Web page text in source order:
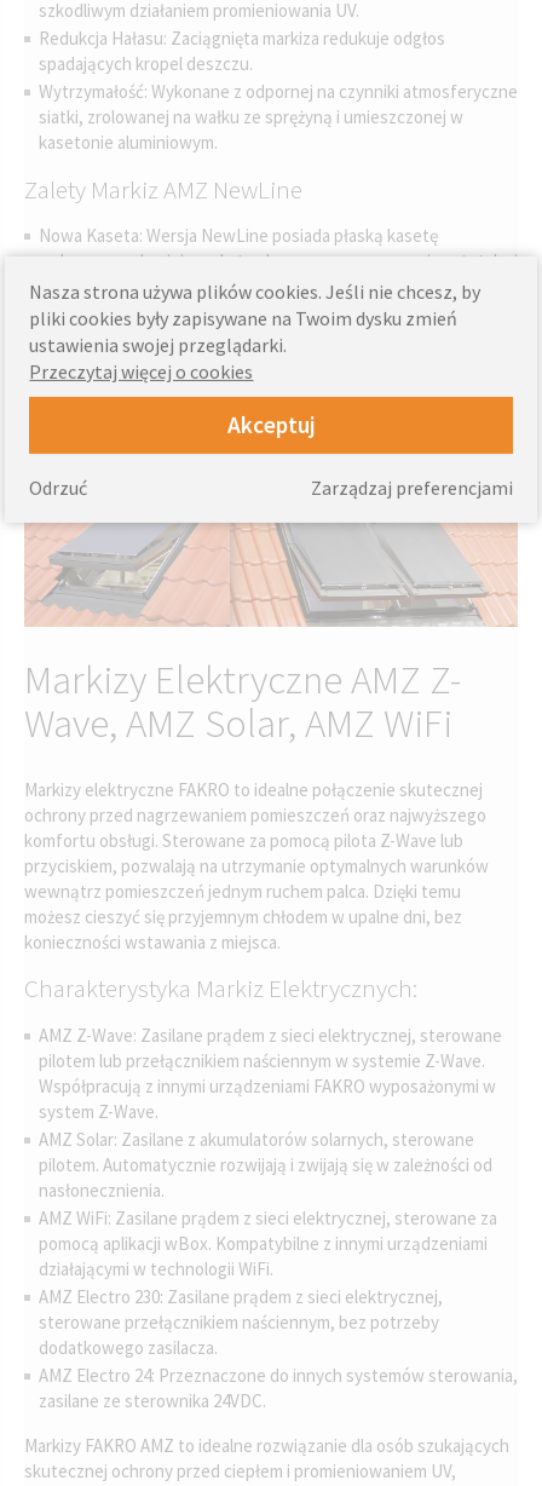
szkodliwym działaniem promieniowania UV.
Redukcja Hałasu: Zaciągnięta markiza redukuje odgłos
spadających kropel deszczu.
Wytrzymałość: Wykonane z odpornej na czynniki atmosferyczne
siatki, zrolowanej na wałku ze sprężyną i umieszczonej w
kasetonie aluminiowym.
Zalety Markiz AMZ NewLine
Nowa Kaseta: Wersja NewLine posiada płaską kasetę
wykonaną z aluminium ekstrudowanego, co poprawia estetykę i
sztywność markizy.
Estetyczny Montaż: Nowy system montażu z tulejkami do
kaptura sprawia, że wkręty są niewidoczne od zewnętrznej
strony.
Wytrzymałe Tkaniny: Markizy wykonane są z tkanin odpornych
na czynniki atmosferyczne, zapewniając długotrwałą ochronę i
Markizy Elektryczne AMZ Z-
Wave, AMZ Solar, AMZ WiFi
Markizy elektryczne FAKRO to idealne połączenie skutecznej
ochrony przed nagrzewaniem pomieszczeń oraz najwyższego
komfortu obsługi. Sterowane za pomocą pilota Z-Wave lub
przyciskiem, pozwalają na utrzymanie optymalnych warunków
wewnątrz pomieszczeń jednym ruchem palca. Dzięki temu
możesz cieszyć się przyjemnym chłodem w upalne dni, bez
konieczności wstawania z miejsca.
Charakterystyka Markiz Elektrycznych:
AMZ Z-Wave: Zasilane prądem z sieci elektrycznej, sterowane
pilotem lub przełącznikiem naściennym w systemie Z-Wave.
Współpracują z innymi urządzeniami FAKRO wyposażonymi w
system Z-Wave.
AMZ Solar: Zasilane z akumulatorów solarnych, sterowane
pilotem. Automatycznie rozwijają i zwijają się w zależności od
nasłonecznienia.
AMZ WiFi: Zasilane prądem z sieci elektrycznej, sterowane za
pomocą aplikacji wBox. Kompatybilne z innymi urządzeniami
działającymi w technologii WiFi.
AMZ Electro 230: Zasilane prądem z sieci elektrycznej,
sterowane przełącznikiem naściennym, bez potrzeby
dodatkowego zasilacza.
AMZ Electro 24: Przeznaczone do innych systemów sterowania,
zasilane ze sterownika 24VDC.
Markizy FAKRO AMZ to idealne rozwiązanie dla osób szukających
skutecznej ochrony przed ciepłem i promieniowaniem UV,
Nasza strona używa plików cookies. Jeśli nie chcesz, by
pliki cookies były zapisywane na Twoim dysku zmień
ustawienia swojej przeglądarki.
Przeczytaj więcej o cookies
Akceptuj
Zarządzaj preferencjami
Odrzuć